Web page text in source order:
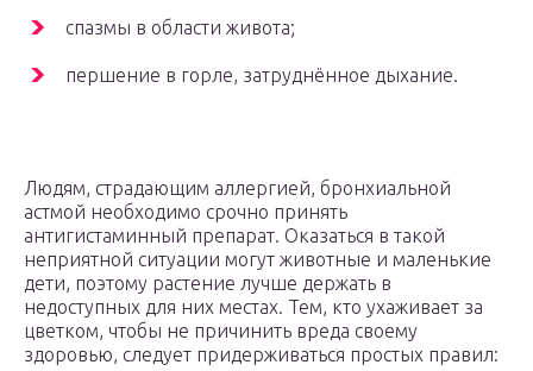
спазмы в области живота;
першение в горле, затруднённое дыхание.
Людям, страдающим аллергией, бронхиальной
астмой необходимо срочно принять
антигистаминный препарат. Оказаться в такой
неприятной ситуации могут животные и маленькие
дети, поэтому растение лучше держать в
недоступных для них местах. Тем, кто ухаживает за
цветком, чтобы не причинить вреда своему
здоровью, следует придерживаться простых правил: